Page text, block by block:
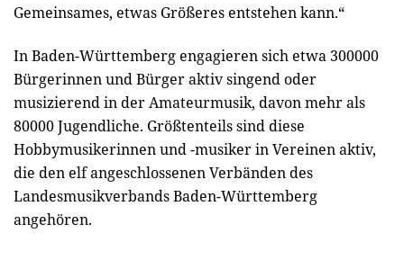
Gemeinsames, etwas Größeres entstehen kann.“
In Baden-Württemberg engagieren sich etwa 300000
Bürgerinnen und Bürger aktiv singend oder
musizierend in der Amateurmusik, davon mehr als
80000 Jugendliche. Größtenteils sind diese
Hobbymusikerinnen und -musiker in Vereinen aktiv,
die den elf angeschlossenen Verbänden des
Landesmusikverbands Baden-Württemberg
angehören.